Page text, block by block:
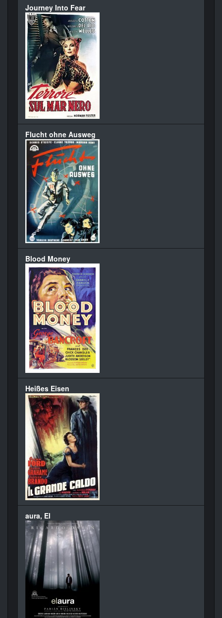
Journey Into Fear
Flucht ohne Ausweg
Blood Money
Heißes Eisen
aura, El